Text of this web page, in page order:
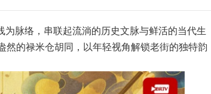
脉络，串联起流淌的历史文脉与鲜活的当代生
然的禄米仓胡同，以年轻视角解锁老街的独特韵